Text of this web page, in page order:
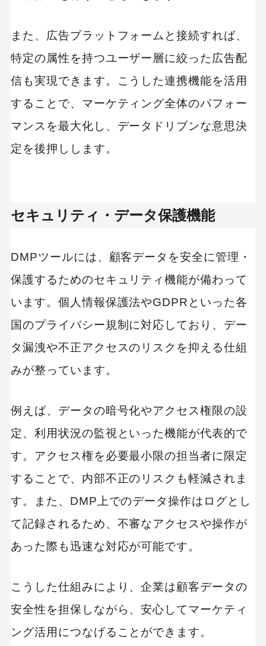
また、広告プラットフォームと接続すれば、
特定の属性を持つユーザー層に絞った広告配
信も実現できます。こうした連携機能を活用
することで、マーケティング全体のパフォー
マンスを最大化し、データドリブンな意思決
定を後押しします。
セキュリティ・データ保護機能
DMPツールには、顧客データを安全に管理・
保護するためのセキュリティ機能が備わって
います。個人情報保護法やGDPRといった各
国のプライバシー規制に対応しており、デー
タ漏洩や不正アクセスのリスクを抑える仕組
みが整っています。
例えば、データの暗号化やアクセス権限の設
定、利用状況の監視といった機能が代表的で
す。アクセス権を必要最小限の担当者に限定
することで、内部不正のリスクも軽減されま
す。また、DMP上でのデータ操作はログとし
て記録されるため、不審なアクセスや操作が
あった際も迅速な対応が可能です。
こうした仕組みにより、企業は顧客データの
安全性を担保しながら、安心してマーケティ
ング活用につなげることができます。